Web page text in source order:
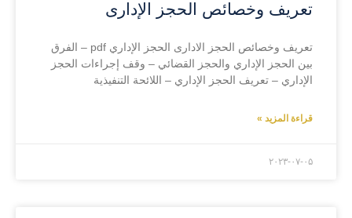
تعريف وخصائص الحجز الإدارى
تعريف وخصائص الحجز الادارى الحجز الإداري pdf – الفرق
بين الحجز الإداري والحجز القضائي – وقف إجراءات الحجز
الإداري – تعريف الحجز الإداري – اللائحة التنفيذية
قراءة المزيد »
۲۰۲۳-۰۷-۰۵